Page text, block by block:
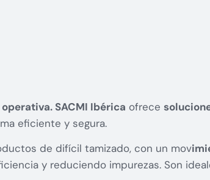
SACMI Ibérica ofrece
eficiente y segura.
de difícil tamizado, con un mov
y reduciendo impurezas. Son